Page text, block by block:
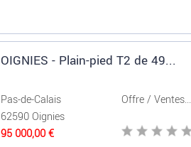
OIGNIES - Plain-pied T2 de 49...
Pas-de-Calais
62590 Oignies
95 000,00 €
Offre / Ventes...